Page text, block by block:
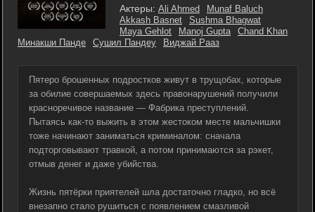
Актеры: Ali Ahmed
Munaf Baluch
Akkash Basnet
Sushma Bhagwat
Maya Gehlot
Manoj Gupta
Chand Khan
Минакши Панде
Сушил Пандеу Виджай Рааз
Пятеро брошенных подростков живут в трущобах, которые
за обилие совершаемых здесь правонарушений получили
красноречивое название — Фабрика преступлений.
Пытаясь как-то выжить в этом жестоком месте мальчишки
тоже начинают заниматься криминалом: сначала
подторговывают травкой, а потом принимаются за рэкет,
отмыв денег и даже убийства.
Жизнь пятёрки приятелей шла достаточно гладко, но всё
внезапно стало рушиться с появлением смазливой